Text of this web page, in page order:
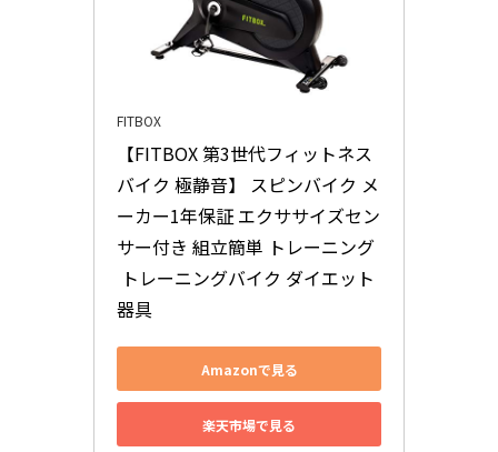
FITBOX
【FITBOX 第3世代フィットネス
バイク 極静音】 スピンバイク メ
ーカー1年保証 エクササイズセン
サー付き 組立簡単 トレーニング
トレーニングバイク ダイエット
器具
Amazonで見る
楽天市場で見る